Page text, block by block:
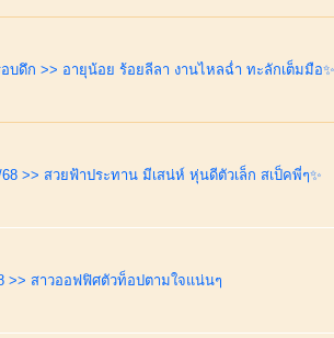
อบดึก >> อายุน้อย ร้อยลีลา งานไหลฉ่ำ ทะลักเต็มมือ✨
68 >> สวยฟ้าประทาน มีเสน่ห์ หุ่นดีตัวเล็ก สเป็คพี่ๆ✨
>> สาวออฟฟิศตัวท็อปตามใจแน่นๆ